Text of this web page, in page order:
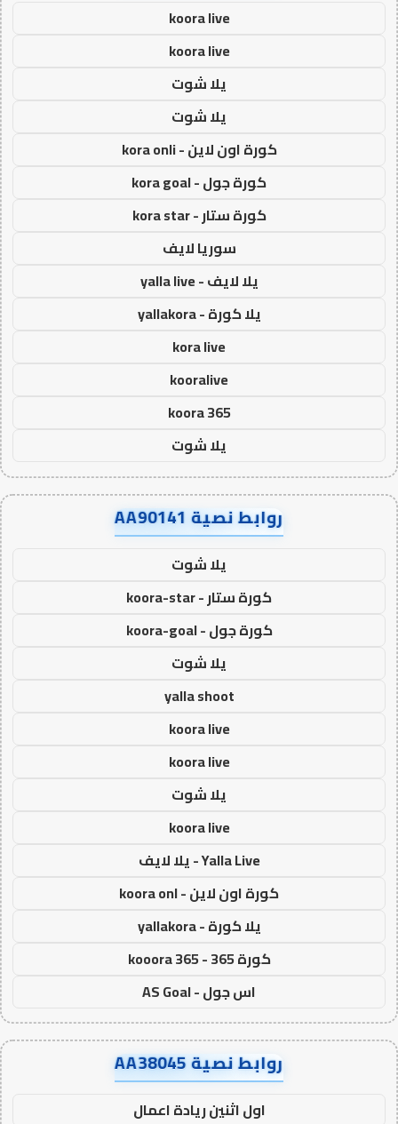
koora live
koora live
يلا شوت
يلا شوت
كورة اون لاين - kora onli
كورة جول - kora goal
كورة ستار - kora star
سوريا لايف
يلا لايف - yalla live
يلا كورة - yallakora
kora live
kooralive
koora 365
يلا شوت
روابط نصية AA90141
يلا شوت
كورة ستار - koora-star
كورة جول - koora-goal
يلا شوت
yalla shoot
koora live
koora live
يلا شوت
koora live
Yalla Live - يلا لايف
كورة اون لاين - koora onl
يلا كورة - yallakora
كورة 365 - kooora 365
اس جول - AS Goal
روابط نصية AA38045
اول اثنين ريادة اعمال